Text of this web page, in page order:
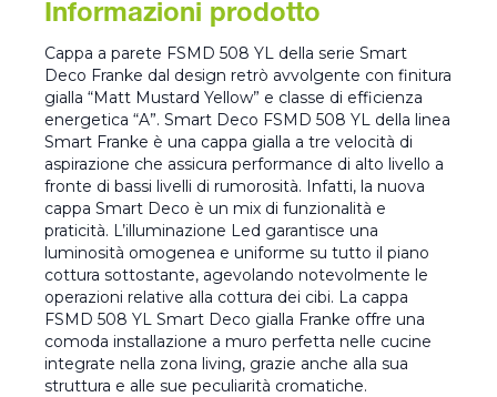
Informazioni prodotto
Cappa a parete FSMD 508 YL della serie Smart
Deco Franke dal design retrò avvolgente con finitura
gialla “Matt Mustard Yellow” e classe di efficienza
energetica “A”. Smart Deco FSMD 508 YL della linea
Smart Franke è una cappa gialla a tre velocità di
aspirazione che assicura performance di alto livello a
fronte di bassi livelli di rumorosità. Infatti, la nuova
cappa Smart Deco è un mix di funzionalità e
praticità. L’illuminazione Led garantisce una
luminosità omogenea e uniforme su tutto il piano
cottura sottostante, agevolando notevolmente le
operazioni relative alla cottura dei cibi. La cappa
FSMD 508 YL Smart Deco gialla Franke offre una
comoda installazione a muro perfetta nelle cucine
integrate nella zona living, grazie anche alla sua
struttura e alle sue peculiarità cromatiche.